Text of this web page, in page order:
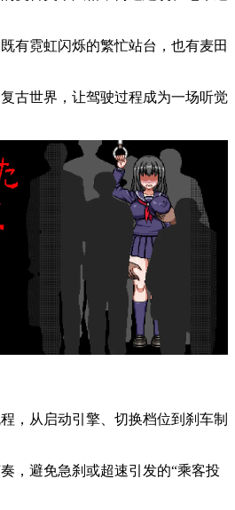
有霓虹闪烁的繁忙站台，也有麦田
古世界，让驾驶过程成为一场听觉
，从启动引擎、切换档位到刹车制
，避免急刹或超速引发的“乘客投